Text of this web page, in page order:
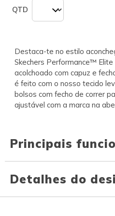
QTD
Destaca-te no estilo
Skechers Performance™
acolchoado com capuz e
é feito com o nosso tecido
bolsos com fecho de correr
ajustável com a marca na
Principais
Detalhes do